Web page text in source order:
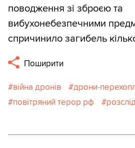
поводження зі зброєю та
вибухонебезпечними
спричинило загибель
Поширити
війна дронів дрони-
повітряний терор рф